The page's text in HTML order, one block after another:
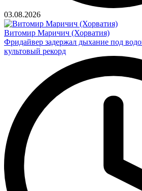
03.08.2026
Витомир Маричич (Хорватия)
Фридайвер задержал дыхание под
культовый рекорд